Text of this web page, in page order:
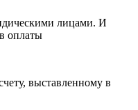
лицами. И
оплаты
выставленному в